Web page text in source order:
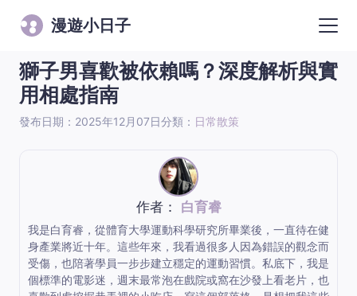
漫遊小日子
獅子男喜歡被依賴嗎？深度解析與實
用相處指南
發布日期：2025年12月07日分類： 日常散策
作者： 白育睿
我是白育睿，從體育大學運動科學研究所畢業後，一直待在健
身產業將近十年。這些年來，我看過很多人因為錯誤的觀念而
受傷，也陪著學員一步步建立穩定的運動習慣。私底下，我是
個標準的電影迷，週末最常泡在戲院或窩在沙發上看老片，也